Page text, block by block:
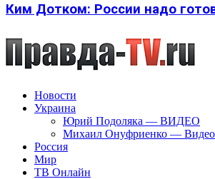
Ким Дотком: России надо
Новости
Украина
Юрий Подоляка — ВИДЕО
Михаил Онуфриенко — Видео
Россия
Мир
ТВ Онлайн